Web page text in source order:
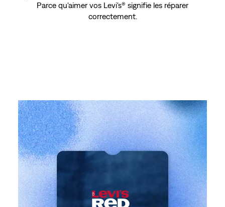
Parce qu'aimer vos Levi's® signifie les réparer
correctement.